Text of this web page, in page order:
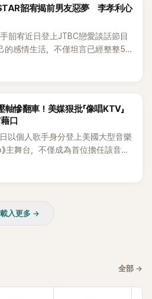
韶宥揭前男友惡夢 李孝利心
韶宥近日登上JTBC戀愛談話節目
的感情生活，不僅坦言已經整整5
空窗至今的原因，全與上一段戀情
慘翻車！美媒狠批「像唱KTV」
口
以個人歌手身分登上美國大型音樂
主舞台，不僅成為首位擔任該音樂
K-POP女SOLO歌手，寫下全新紀
載入更多 →
全部 →